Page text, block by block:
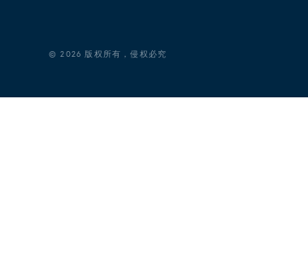
©2026 版权所有，侵权必究